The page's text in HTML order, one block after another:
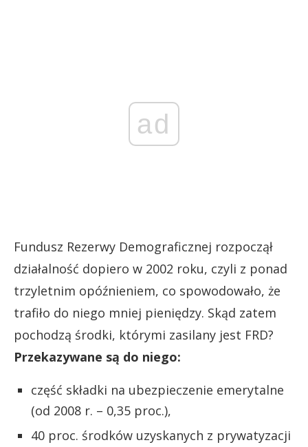
ad
Fundusz Rezerwy Demograficznej rozpoczął
działalność dopiero w 2002 roku, czyli z ponad
trzyletnim opóźnieniem, co spowodowało, że
trafiło do niego mniej pieniędzy. Skąd zatem
pochodzą środki, którymi zasilany jest FRD?
Przekazywane są do niego:
część składki na ubezpieczenie emerytalne
(od 2008 r. – 0,35 proc.),
40 proc. środków uzyskanych z prywatyzacji